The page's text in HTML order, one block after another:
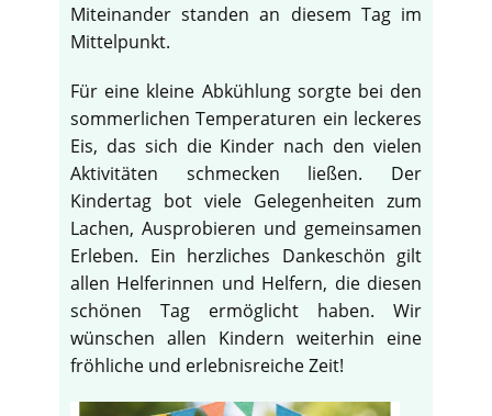
Miteinander standen an diesem Tag im
Mittelpunkt.
Für eine kleine Abkühlung sorgte bei den
sommerlichen Temperaturen ein leckeres
Eis, das sich die Kinder nach den vielen
Aktivitäten schmecken ließen. Der
Kindertag bot viele Gelegenheiten zum
Lachen, Ausprobieren und gemeinsamen
Erleben. Ein herzliches Dankeschön gilt
allen Helferinnen und Helfern, die diesen
schönen Tag ermöglicht haben. Wir
wünschen allen Kindern weiterhin eine
fröhliche und erlebnisreiche Zeit!